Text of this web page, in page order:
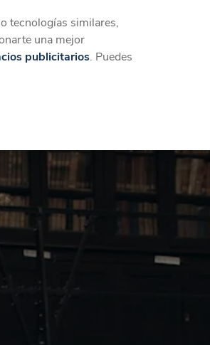
sesión Crear cuenta
tecnologías similares,
una mejor
publicitarios. Puedes